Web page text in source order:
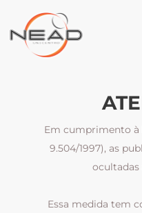
Em cumprimento à
9.504/1997), as
ocultadas
Essa medida tem